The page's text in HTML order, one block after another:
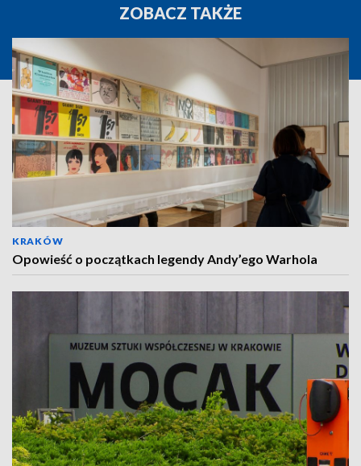
ZOBACZ TAKŻE
KRAKÓW
Opowieść o początkach legendy Andy’ego Warhola